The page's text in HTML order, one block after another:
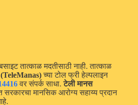
तात्काळ मदतीसाठी नाही. तात्काळ
च्या टोल फ्री हेल्पलाइन
वर संपर्क साधा.टेली मानस
सरकारचा मानसिक आरोग्य सहाय्य प्रदान